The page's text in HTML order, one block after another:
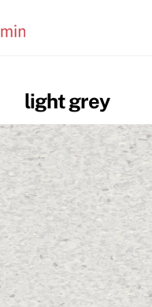
light grey